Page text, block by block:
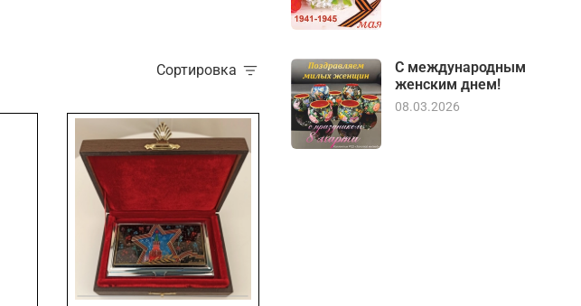
Сортировка
С международным
женским днем!
08.03.2026